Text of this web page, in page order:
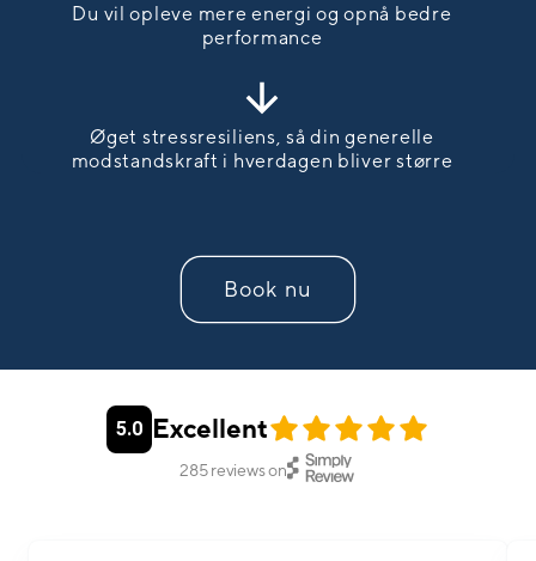
Du vil opleve mere energi og opnå bedre
performance
Øget stressresiliens, så din generelle
modstandskraft i hverdagen bliver større
Book nu
5.0 Excellent
285reviews on